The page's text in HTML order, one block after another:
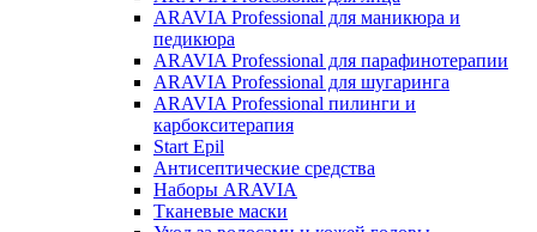
ARAVIA Professional для маникюра и
педикюра
ARAVIA Professional для парафинотерапии
ARAVIA Professional для шугаринга
ARAVIA Professional пилинги и
карбокситерапия
Start Epil
Антисептические средства
Наборы ARAVIA
Тканевые маски